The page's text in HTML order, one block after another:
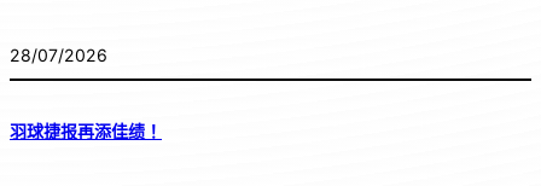
28/07/2026
羽球捷报再添佳绩！